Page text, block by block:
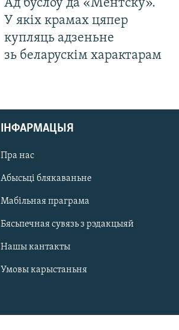
Ад буслоў да «Ментску».
У якіх крамах цяпер
купляць адзеньне
зь беларускім характарам
ІНФАРМАЦЫЯ
Пра нас
Абысьці блякаваньне
Мабільная праграма
Бясьпечная сувязь з рэдакцыяй
Нашы кантакты
Умовы карыстаньня